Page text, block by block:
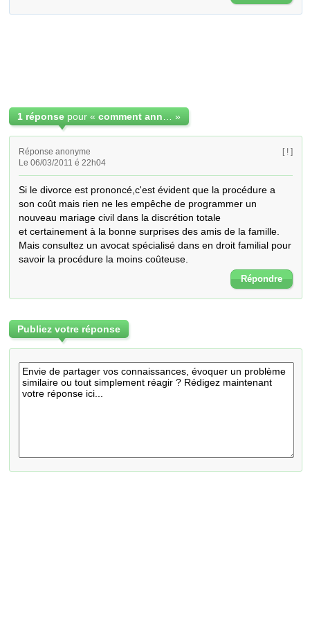
1 réponse pour « »
Réponse anonyme
Le 06/03/2011 é 22h04
[ ! ]
Si le divorce est prononcé,c'est évident que la procédure a
son coût mais rien ne les empêche de programmer un
nouveau mariage civil dans la discrétion totale
et certainement à la bonne surprises des amis de la famille.
Mais consultez un avocat spécialisé dans en droit familial pour
savoir la procédure la moins coûteuse.
Répondre
Publiez votre réponse